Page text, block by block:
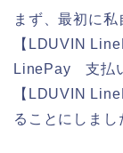
まず、最初に私
【LDUVIN
LinePay 支払
【LDUVIN
ることにしまし